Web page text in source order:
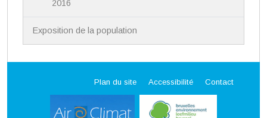
2016
Exposition de la population
Plan du site Accessibilité Contact